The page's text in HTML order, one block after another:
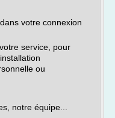
votre connexion
service, pour
ou
notre équipe...